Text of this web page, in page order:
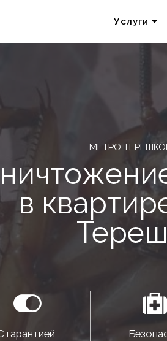
Услуги
МЕТРО
в
гарантией